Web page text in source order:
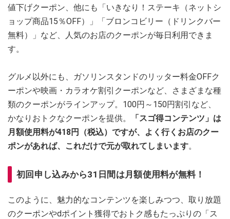
値下げクーポン、他にも「いきなり！ステーキ（ネットシ
ョップ商品15％OFF）」「ブロンコビリー（ドリンクバー
無料）」など、人気のお店のクーポンが毎日利用できま
す。
グルメ以外にも、ガソリンスタンドのリッター料金OFFク
ーポンや映画・カラオケ割引クーポンなど、さまざまな種
類のクーポンがラインアップ。100円～150円割引など、
かなりおトクなクーポンを提供。
「スゴ得コンテンツ」は
月額使用料が418円（税込）ですが、よく行くお店のクー
ポンがあれば、これだけで元が取れてしまいます。
初回申し込みから31日間は月額使用料が無料！
このように、魅力的なコンテンツを楽しみつつ、取り放題
のクーポンやdポイント獲得でおトク感もたっぷりの「ス